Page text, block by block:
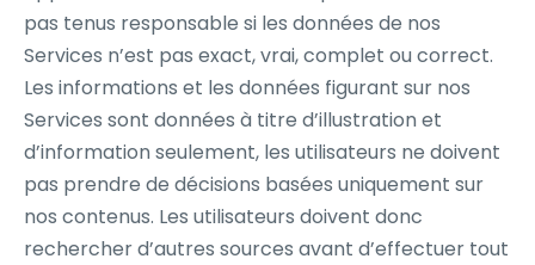
pas tenus responsable si les données de nos
Services n’est pas exact, vrai, complet ou correct.
Les informations et les données figurant sur nos
Services sont données à titre d’illustration et
d’information seulement, les utilisateurs ne doivent
pas prendre de décisions basées uniquement sur
nos contenus. Les utilisateurs doivent donc
rechercher d’autres sources avant d’effectuer tout